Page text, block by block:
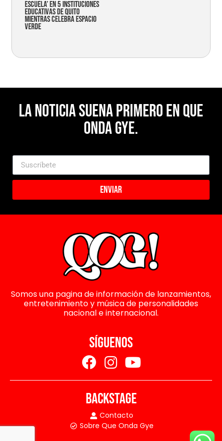
Escuela’ en 5 instituciones
educativas de Quito
mientras celebra espacio
verde
La noticia suena primero en Que
Onda Gye.
Enviar
Somos una pagina de información de lanzamientos,
entretenimiento y música de personalidades
nacional e internacional.
SÍGUENOS
BACKSTAGE
Contacto
Sobre Que Onda Gye